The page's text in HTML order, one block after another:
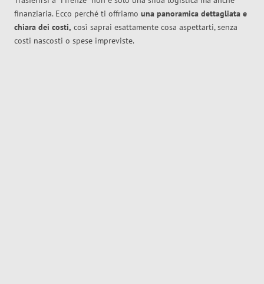
finanziaria. Ecco perché ti offriamo una panoramica dettagliata e
chiara dei costi, così saprai esattamente cosa aspettarti, senza
costi nascosti o spese impreviste.